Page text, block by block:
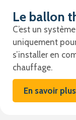
Le ballon
C’est un
uniquement
s’installer en
chauffage.
En savoir plus